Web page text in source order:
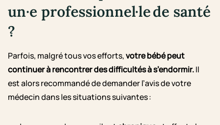
un·e professionnel·le de santé
?
Parfois, malgré tous vos efforts,votre bébé peut
continuer à rencontrer des difficultés à s’endormir.Il
est alors recommandé de demander l’avis de votre
médecin dans les situations suivantes :